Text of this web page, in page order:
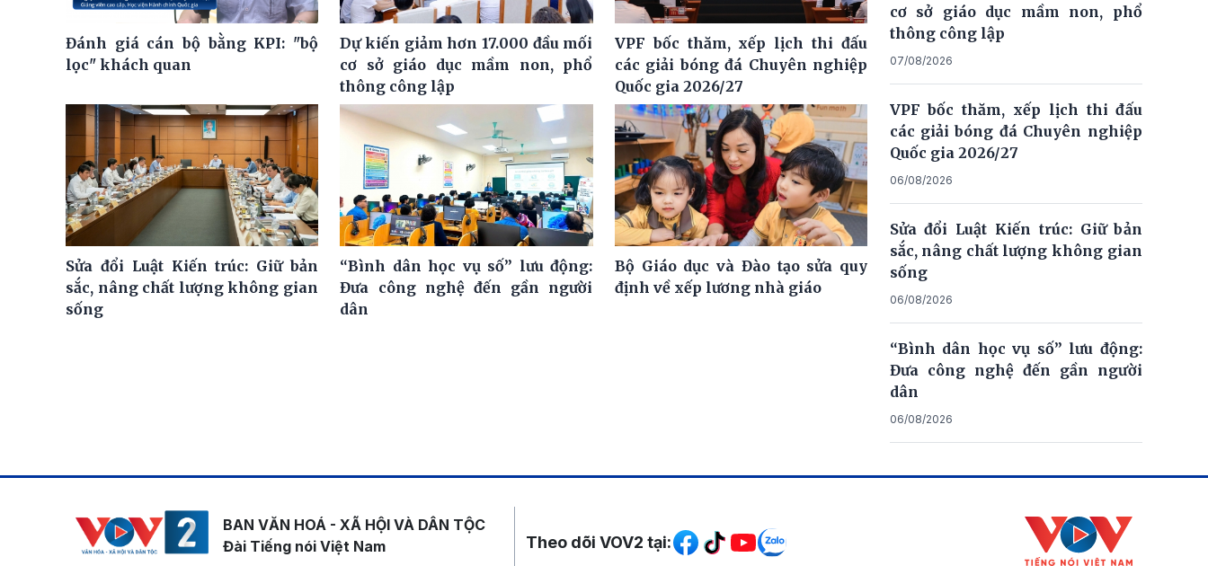
Đánh giá cán bộ bằng KPI: "bộ
lọc" khách quan
Dự kiến giảm hơn 17.000 đầu mối
cơ sở giáo dục mầm non, phổ
thông công lập
VPF bốc thăm, xếp lịch thi đấu
các giải bóng đá Chuyên nghiệp
Quốc gia 2026/27
Sửa đổi Luật Kiến trúc: Giữ bản
sắc, nâng chất lượng không gian
sống
“Bình dân học vụ số” lưu động:
Đưa công nghệ đến gần người
dân
Bộ Giáo dục và Đào tạo sửa quy
định về xếp lương nhà giáo
cơ sở giáo dục mầm non, phổ
thông công lập
07/08/2026
VPF bốc thăm, xếp lịch thi đấu
các giải bóng đá Chuyên nghiệp
Quốc gia 2026/27
06/08/2026
Sửa đổi Luật Kiến trúc: Giữ bản
sắc, nâng chất lượng không gian
sống
06/08/2026
“Bình dân học vụ số” lưu động:
Đưa công nghệ đến gần người
dân
06/08/2026
BAN VĂN HOÁ - XÃ HỘI VÀ DÂN TỘC
Đài Tiếng nói Việt Nam
Mạng xã hội
Theo dõi VOV2 tại: